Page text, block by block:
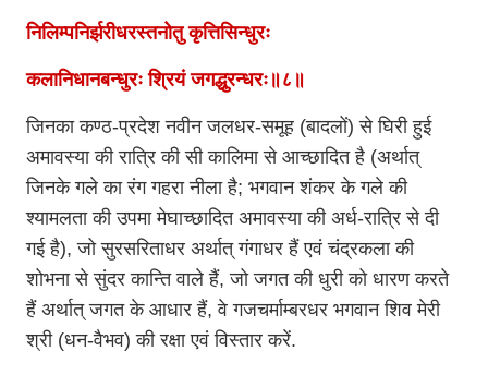
निलिम्पनिर्झरीधरस्तनोतु कृत्तिसिन्धुरः
कलानिधानबन्धुरः श्रियं जगद्धुरन्धरः॥८॥
जिनका कण्ठ-प्रदेश नवीन जलधर-समूह (बादलों) से घिरी हुई
अमावस्या की रात्रि की सी कालिमा से आच्छादित है (अर्थात्
जिनके गले का रंग गहरा नीला है; भगवान शंकर के गले की
श्यामलता की उपमा मेघाच्छादित अमावस्या की अर्ध-रात्रि से दी
गई है), जो सुरसरिताधर अर्थात् गंगाधर हैं एवं चंद्रकला की
शोभना से सुंदर कान्ति वाले हैं, जो जगत की धुरी को धारण करते
हैं अर्थात् जगत के आधार हैं, वे गजचर्माम्बरधर भगवान शिव मेरी
श्री (धन-वैभव) की रक्षा एवं विस्तार करें.